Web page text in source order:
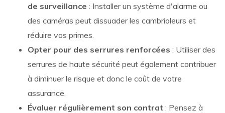
de surveillance : Installer un système d'alarme ou
des caméras peut dissuader les cambrioleurs et
réduire vos primes.
Opter pour des serrures renforcées : Utiliser des
serrures de haute sécurité peut également contribuer
à diminuer le risque et donc le coût de votre
assurance.
Évaluer régulièrement son contrat : Pensez à